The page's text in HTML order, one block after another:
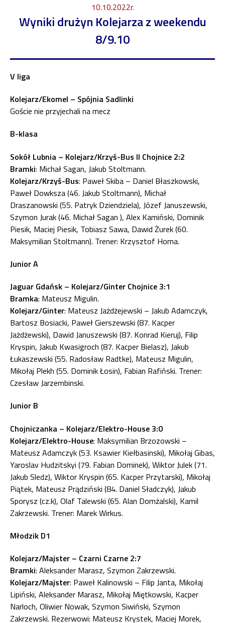
10.10.2022r.
Wyniki drużyn Kolejarza z weekendu
8/9.10
V liga
Kolejarz/Ekomel – Spójnia Sadlinki
Goście nie przyjechali na mecz
B-klasa
Sokół Lubnia – Kolejarz/Krzyś-Bus II Chojnice 2:2
Bramki: Michał Sagan, Jakub Stoltmann.
Kolejarz/Krzyś-Bus: Paweł Skiba – Daniel Błaszkowski,
Paweł Dowksza (46. Jakub Stoltmann), Michał
Draszanowski (55. Patryk Dziendziela), Józef Januszewski,
Szymon Jurak (46. Michał Sagan ), Alex Kamiński, Dominik
Piesik, Maciej Piesik, Tobiasz Sawa, Dawid Żurek (60.
Maksymilian Stoltmann). Trener: Krzysztof Homa.
Junior A
Jaguar Gdańsk – Kolejarz/Ginter Chojnice 3:1
Bramka: Mateusz Migulin.
Kolejarz/Ginter: Mateusz Jażdżejewski – Jakub Adamczyk,
Bartosz Bosiacki, Paweł Gierszewski (87. Kacper
Jażdżewski), Dawid Januszewski (87. Konrad Kieruj), Filip
Kryspin, Jakub Kwasigroch (87. Kacper Bielasz), Jakub
Łukaszewski (55. Radosław Radtke), Mateusz Migulin,
Mikołaj Plekh (55. Dominik Łosin), Fabian Rafiński. Trener:
Czesław Jarzembinski.
Junior B
Chojniczanka – Kolejarz/Elektro-House 3:0
Kolejarz/Elektro-House: Maksymilian Brzozowski –
Mateusz Adamczyk (53. Ksawier Kiełbasinski), Mikołaj Gibas,
Yaroslav Hudzitskyi (79. Fabian Dominek), Wiktor Julek (71.
Jakub Sledz), Wiktor Kryspin (65. Kacper Przytarski), Mikołaj
Piątek, Mateusz Prądziński (84. Daniel Sładczyk), Jakub
Sporysz (cz.k), Olaf Talewski (65. Alan Domżalski), Kamil
Zakrzewski. Trener: Marek Wirkus.
Młodzik D1
Kolejarz/Majster – Czarni Czarne 2:7
Bramki: Aleksander Marasz, Szymon Zakrzewski.
Kolejarz/Majster: Paweł Kalinowski – Filip Janta, Mikołaj
Lipiński, Aleksander Marasz, Mikołaj Miętkowski, Kacper
Narloch, Oliwier Nowak, Szymon Siwiński, Szymon
Zakrzewski. Rezerwowi: Mateusz Krystek, Maciej Morek,